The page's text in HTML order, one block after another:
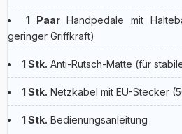
1 PaarHandpedale mit
geringer Griffkraft)
1 Stk. Anti-Rutsch-Matte (für
1 Stk. Netzkabel mit EU-Stecker
1 Stk. Bedienungsanleitung